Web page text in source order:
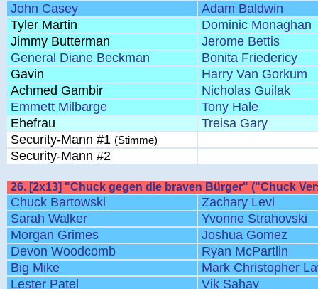
John Casey
Adam Baldwin
Tyler Martin
Dominic Monaghan
Jimmy Butterman
Jerome Bettis
General Diane Beckman
Bonita Friedericy
Gavin
Harry Van Gorkum
Achmed Gambir
Nicholas Guilak
Emmett Milbarge
Tony Hale
Ehefrau
Treisa Gary
Security-Mann #1 (Stimme)
Security-Mann #2
26. [2x13] "Chuck gegen die braven Bürger" ("Chuck
Chuck Bartowski
Zachary Levi
Sarah Walker
Yvonne Strahovski
Morgan Grimes
Joshua Gomez
Devon Woodcomb
Ryan McPartlin
Big Mike
Mark Christopher
Lester Patel
Vik Sahay